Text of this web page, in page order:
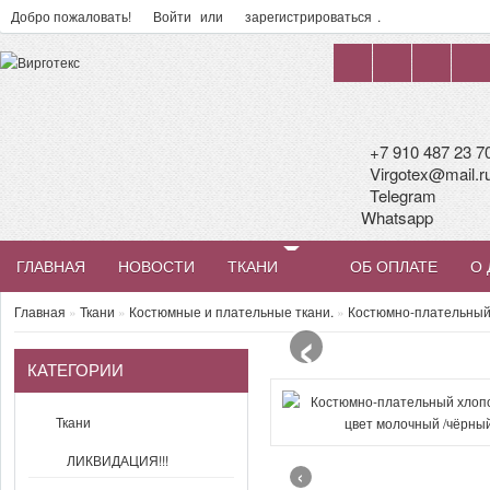
Добро пожаловать! Войти или зарегистрироваться .
+7 910 487 23
Telegram
Whatsapp
ГЛАВНАЯ НОВОСТИ ТКАНИ ОБ ОПЛАТЕ О
Главная » Ткани » Костюмные и плательные ткани. » Костюмно-
КАТЕГОРИИ
Ткани
ЛИКВИДАЦИЯ!!!
‹
‹